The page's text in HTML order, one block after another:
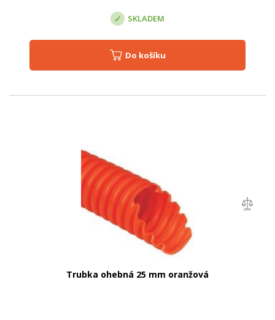
SKLADEM
Do košíku
Trubka ohebná 25 mm oranžová